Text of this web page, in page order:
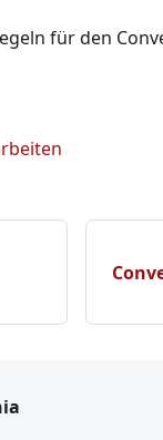
für den